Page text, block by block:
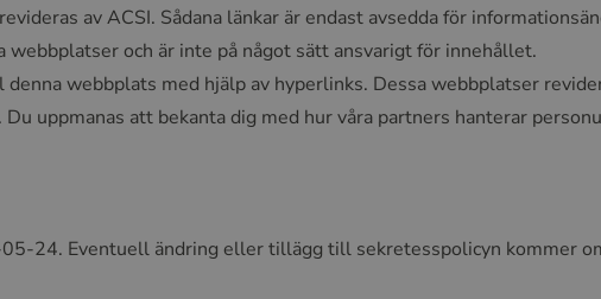
av ACSI. Sådana länkar är endast avsedda för
och är inte på något sätt ansvarigt för innehållet.
webbplats med hjälp av hyperlinks. Dessa webbplatser
uppmanas att bekanta dig med hur våra partners hanterar
24. Eventuell ändring eller tillägg till sekretesspolicyn kommer